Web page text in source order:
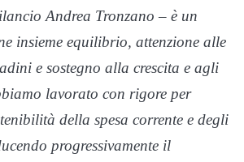
Andrea Tronzano – è un
insieme equilibrio, attenzione alle
e sostegno alla crescita e agli
lavorato con rigore per
della spesa corrente e degli
progressivamente il